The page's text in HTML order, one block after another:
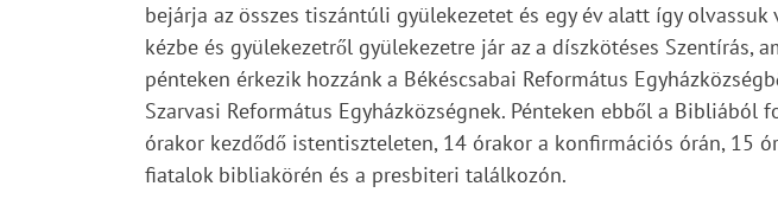
bejárja az összes tiszántúli gyülekezetet és egy év alatt így olvassuk
kézbe és gyülekezetről gyülekezetre jár az a díszkötéses Szentírás,
pénteken érkezik hozzánk a Békéscsabai Református
Szarvasi Református Egyházközségnek. Pénteken ebből a Bibliából
órakor kezdődő istentiszteleten, 14 órakor a konfirmációs órán, 15
fiatalok bibliakörén és a presbiteri találkozón.